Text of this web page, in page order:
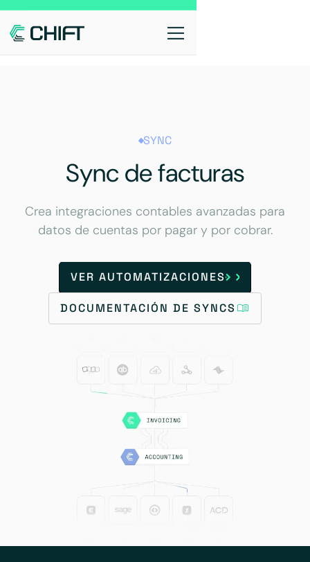
SYNC
Sync de facturas
Crea integraciones contables avanzadas para
datos de cuentas por pagar y por cobrar.
VER AUTOMATIZACIONES
DOCUMENTACIÓN DE SYNCS